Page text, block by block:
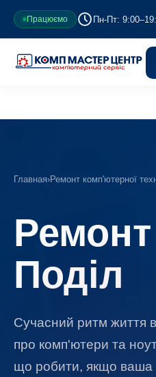
Працюємо Пн-Пт:
Главная›Ремонт комп'ютерної
Ремонт
Поділ
Сучасний ритм життя
про комп'ютери та
що робити, якщо ваша